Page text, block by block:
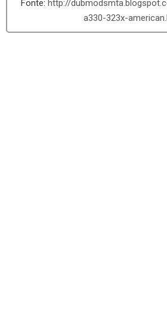
http://
a330-323x-